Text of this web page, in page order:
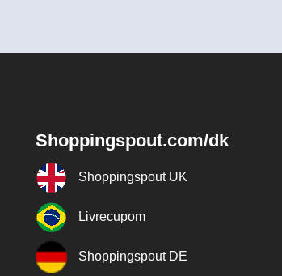
Shoppingspout.com/dk
Shoppingspout UK
Livrecupom
Shoppingspout DE